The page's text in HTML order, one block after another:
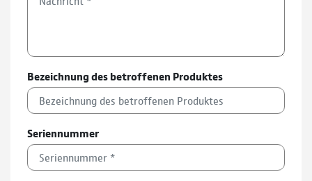
Bezeichnung des betroffenen Produktes
Seriennummer